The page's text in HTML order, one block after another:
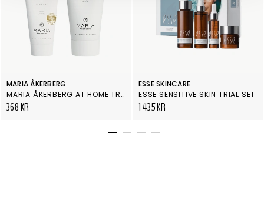
MARIA ÅKERBERG
MARIA ÅKERBERG AT HOME TREATMENT MOIST
368 KR
ESSE SKINCARE
ESSE SENSITIVE SKIN TRIAL SET
1 435 KR